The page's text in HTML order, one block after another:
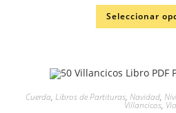
Seleccionar
Cuerda, Libros de Partituras, Navidad,
Villancicos,